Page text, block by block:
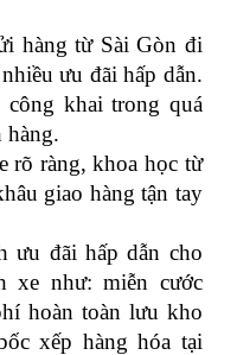
hàng từ Sài Gòn đi
ưu đãi hấp dẫn.
khai trong quá
hàng.
rõ ràng, khoa học từ
giao hàng tận tay
ưu đãi hấp dẫn cho
xe như: miễn cước
hoàn toàn lưu kho
xếp hàng hóa tại